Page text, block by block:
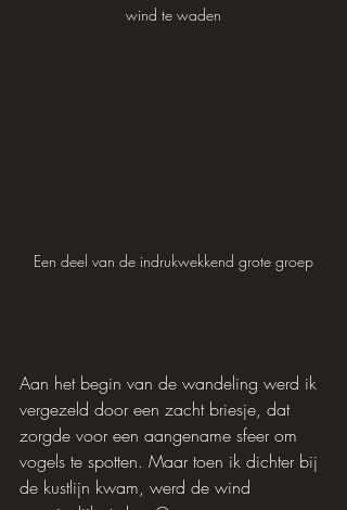
wind te waden
Een deel van de indrukwekkend grote groep
Aan het begin van de wandeling werd ik
vergezeld door een zacht briesje, dat
zorgde voor een aangename sfeer om
vogels te spotten. Maar toen ik dichter bij
de kustlijn kwam, werd de wind